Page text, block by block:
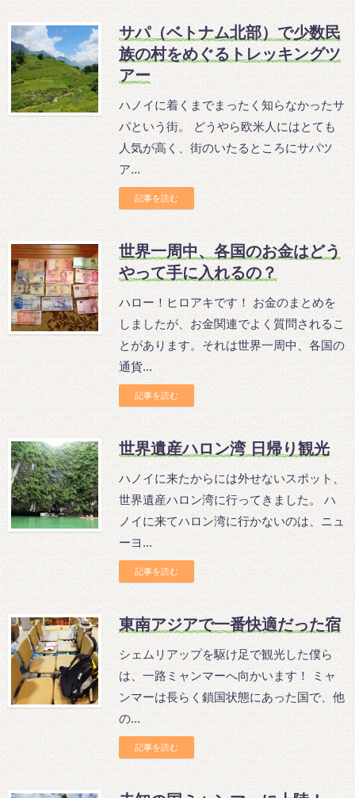
サパ（ベトナム北部）で少数民
族の村をめぐるトレッキングツ
アー
ハノイに着くまでまったく知らなかったサ
パという街。 どうやら欧米人にはとても
人気が高く、街のいたるところにサパツ
ア...
記事を読む
世界一周中、各国のお金はどう
やって手に入れるの？
ハロー！ヒロアキです！ お金のまとめを
しましたが、お金関連でよく質問されるこ
とがあります。それは世界一周中、各国の
通貨...
記事を読む
世界遺産ハロン湾 日帰り観光
ハノイに来たからには外せないスポット、
世界遺産ハロン湾に行ってきました。 ハ
ノイに来てハロン湾に行かないのは、ニュ
ーヨ...
記事を読む
東南アジアで一番快適だった宿
シェムリアップを駆け足で観光した僕ら
は、一路ミャンマーへ向かいます！ ミャ
ンマーは長らく鎖国状態にあった国で、他
の...
記事を読む